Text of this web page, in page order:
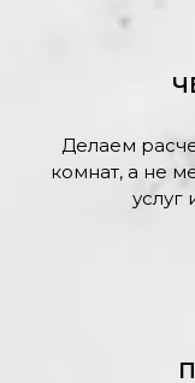
Делаем
комнат, а не
услуг